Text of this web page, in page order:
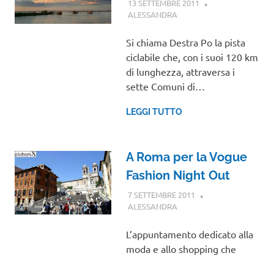
13 SETTEMBRE 2011
ALESSANDRA
Si chiama Destra Po la pista
ciclabile che, con i suoi 120 km
di lunghezza, attraversa i
sette Comuni di…
LEGGI TUTTO
A Roma per la Vogue
Fashion Night Out
7 SETTEMBRE 2011
ALESSANDRA
L’appuntamento dedicato alla
moda e allo shopping che